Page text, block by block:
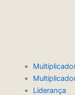
Liderança